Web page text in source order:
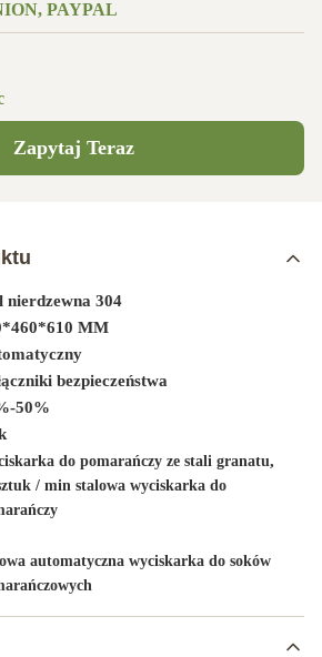
PAYPAL
Zapytaj Teraz
nierdzewna 304
MM
bezpieczeństwa
50%
do pomarańczy ze stali granatu,
/ min stalowa wyciskarka do
automatyczna wyciskarka do soków